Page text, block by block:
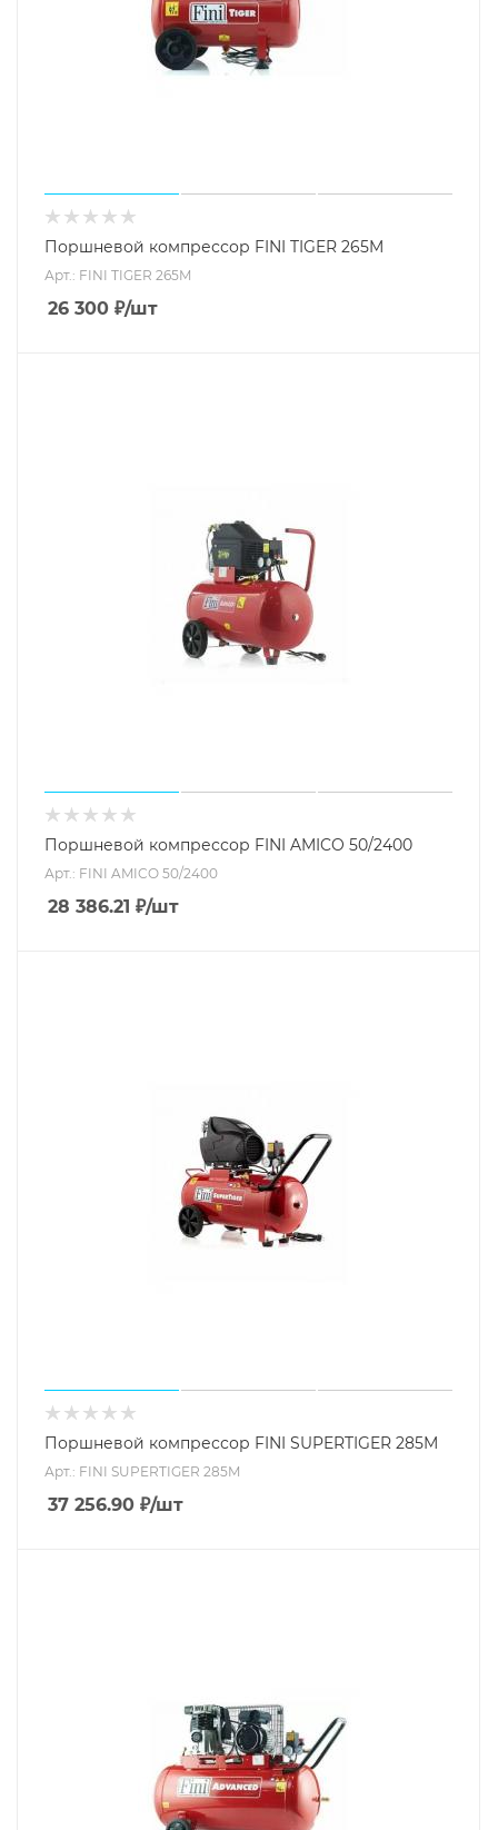
Поршневой компрессор FINI TIGER 265M
Арт.: FINI TIGER 265M
26 300 ₽/шт
Поршневой компрессор FINI AMICO 50/2400
Арт.: FINI AMICO 50/2400
28 386.21 ₽/шт
Поршневой компрессор FINI SUPERTIGER 285M
Арт.: FINI SUPERTIGER 285M
37 256.90 ₽/шт